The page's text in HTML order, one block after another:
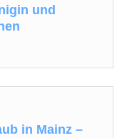
und
in Mainz –